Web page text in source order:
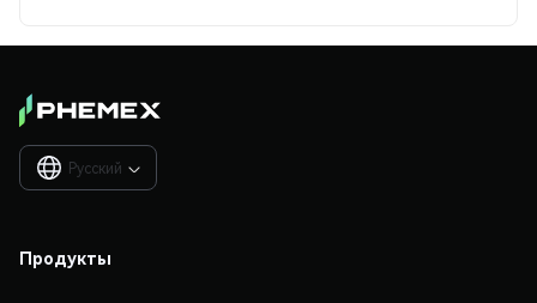
Русский 
Продукты